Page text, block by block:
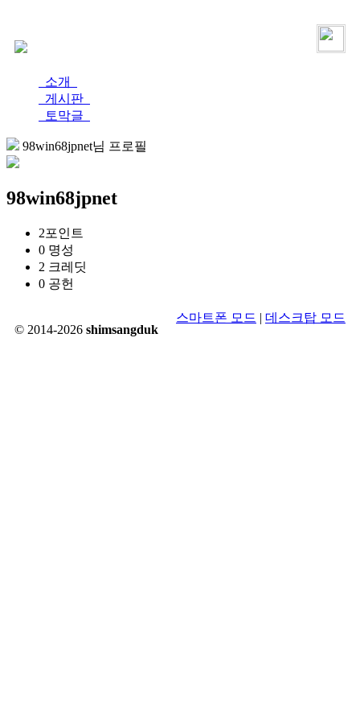
소개
게시판
토막글
98win68jpnet님 프로필
98win68jpnet
2포인트
0 명성
2 크레딧
0 공헌
© 2014-2026 shimsangduk
스마트폰 모드 | 데스크탑 모드